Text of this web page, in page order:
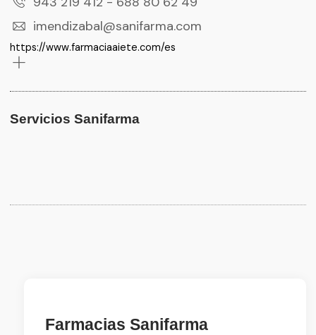
imendizabal@sanifarma.com
https://www.farmaciaaiete.com/es
Servicios Sanifarma
Farmacias Sanifarma